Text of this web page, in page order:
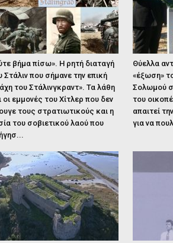
βήμα πίσω». Η ρητή διαταγή
Στάλιν που σήμανε την επική
του Στάλινγκραντ». Τα λάθη
οι εμμονές του Χίτλερ που δεν
τους στρατιωτικούς και η
του σοβιετικού λαού που
Θύελλα
«έξωση»
Σολωμού
του
απαιτεί
για να